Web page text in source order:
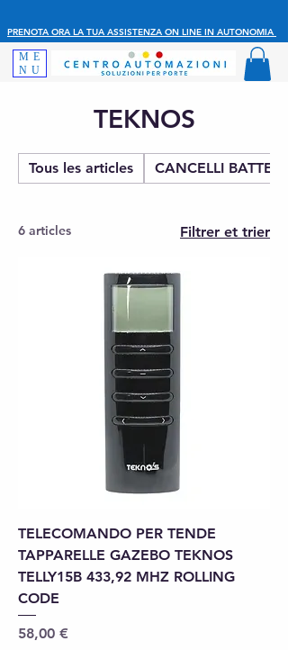
PRENOTA ORA LA TUA ASSISTENZA ON LINE IN AUTONOMIA
ME
NU
TEKNOS
Tous les articles CANCELLI
6 articles Filtrer et trier
TELECOMANDO PER TENDE
TAPPARELLE GAZEBO TEKNOS
TELLY15B 433,92 MHZ ROLLING
CODE
Prix
58,00 €